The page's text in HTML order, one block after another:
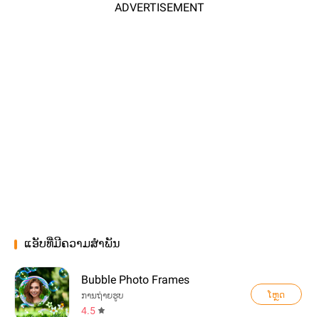
ADVERTISEMENT
ແອັບທີ່ມີຄວາມສຳພັນ
Bubble Photo Frames
ການຖ່າຍຮູບ
4.5
ໂຫຼດ